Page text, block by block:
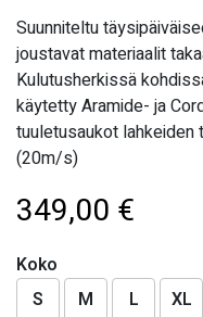
Suunniteltu
joustavat materiaalit
Kulutusherkissä
käytetty Aramide- ja
tuuletusaukot lahkeiden
(20m/s)
349,00 €
Koko
S
M L
XL